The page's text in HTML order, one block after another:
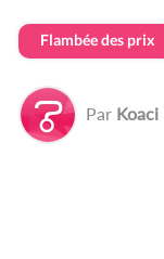
Flambée des prix
Par Koaci